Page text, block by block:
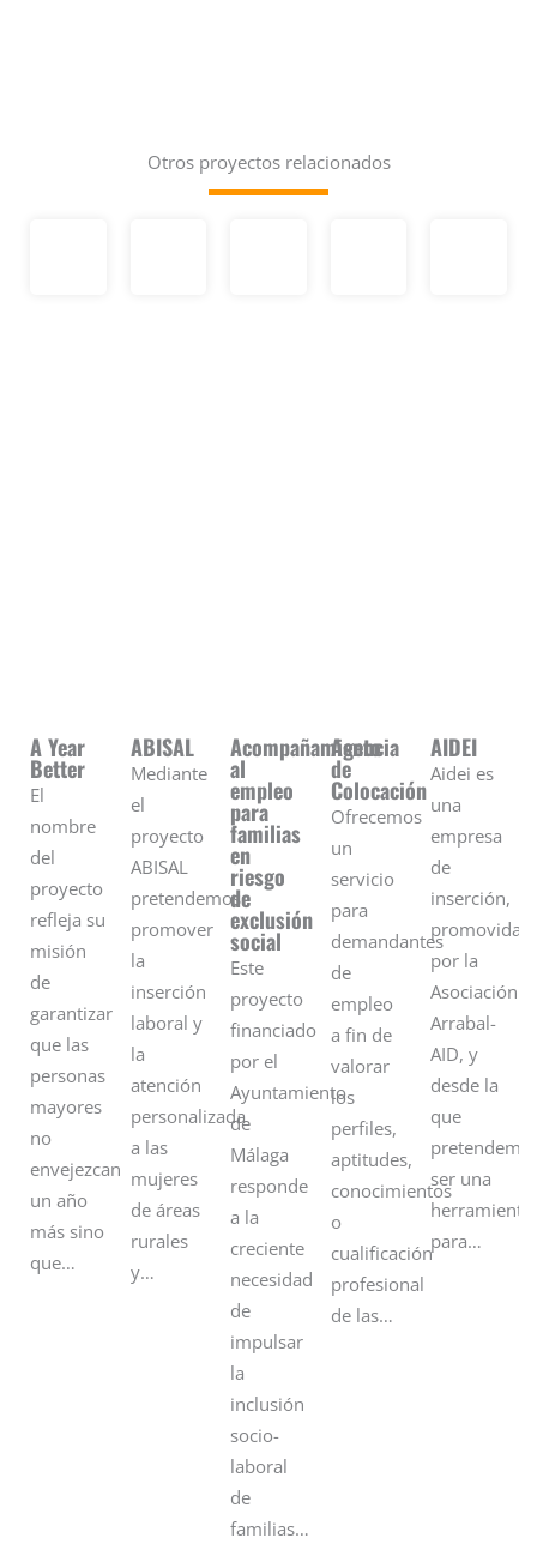
Otros proyectos relacionados
A Year
Better
El
nombre
del
proyecto
refleja su
misión
de
garantizar
que las
personas
mayores
no
envejezcan
un año
más sino
que…
ABISAL
Mediante
el
proyecto
ABISAL
pretendemos
promover
la
inserción
laboral y
la
atención
personalizada
a las
mujeres
de áreas
rurales
y…
Acompañamiento
al
empleo
para
familias
en
riesgo
de
exclusión
social
Este
proyecto
financiado
por el
Ayuntamiento
de
Málaga
responde
a la
creciente
necesidad
de
impulsar
la
inclusión
socio-
laboral
de
familias…
Agencia
de
Colocación
Ofrecemos
un
servicio
para
demandantes
de
empleo
a fin de
valorar
los
perfiles,
aptitudes,
conocimientos
o
cualificación
profesional
de las…
AIDEI
Aidei es
una
empresa
de
inserción,
promovida
por la
Asociación
Arrabal-
AID, y
desde la
que
ser una
herramienta
para…